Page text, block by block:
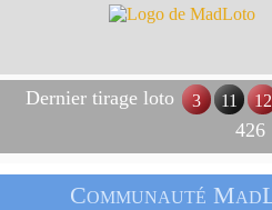
Dernier tirage loto 3 11 12
426